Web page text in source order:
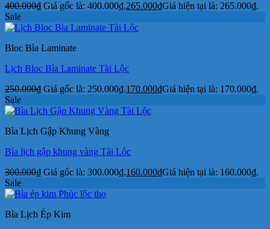
400.000₫ Giá gốc là: 400.000₫.265.000₫Giá hiện tại là: 265.000₫.
Sale
Bloc Bìa Laminate
Lịch Bloc Bìa Laminate Tài Lộc
250.000₫ Giá gốc là: 250.000₫.170.000₫Giá hiện tại là: 170.000₫.
Sale
Bìa Lịch Gập Khung Vàng
Bìa lịch gập khung vàng Tài Lộc
300.000₫ Giá gốc là: 300.000₫.160.000₫Giá hiện tại là: 160.000₫.
Sale
Bìa Lịch Ép Kim